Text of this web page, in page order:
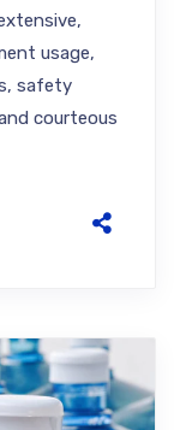
usage,
safety
courteous